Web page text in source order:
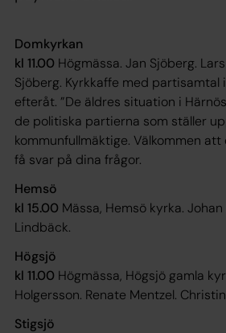
Domkyrkan
kl 11.00 Högmässa. Jan Sjöberg.
Sjöberg. Kyrkkaffe med partisamtal
efteråt. ”De äldres situation i
de politiska partierna som ställer
kommunfullmäktige. Välkommen
få svar på dina frågor.
Hemsö
kl 15.00 Mässa, Hemsö kyrka.
Lindbäck.
Högsjö
kl 11.00 Högmässa, Högsjö gamla
Holgersson. Renate Mentzel.
Stigsjö